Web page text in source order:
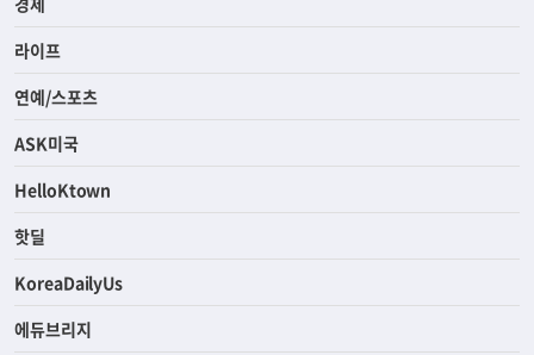
사회
경제
라이프
연예/스포츠
ASK미국
HelloKtown
핫딜
KoreaDailyUs